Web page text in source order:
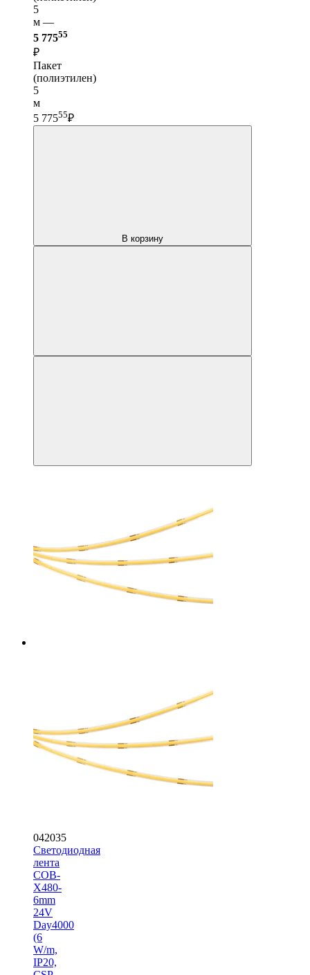
5
м —
5 77555
₽
Пакет
(полиэтилен)
5
м
5 77555₽
В корзину
042035
Светодиодная
лента
COB-
X480-
6mm
24V
Day4000
(6
W/m,
IP20,